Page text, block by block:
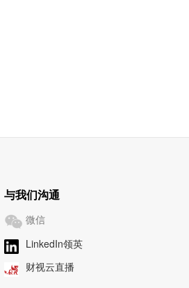
与我们沟通
微信
LinkedIn领英
财视云直播